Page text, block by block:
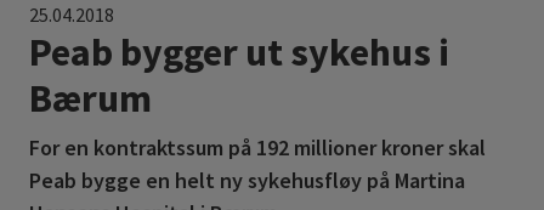
25.04.2018
Peab bygger ut sykehus i
Bærum
For en kontraktssum på 192 millioner kroner skal
Peab bygge en helt ny sykehusfløy på Martina